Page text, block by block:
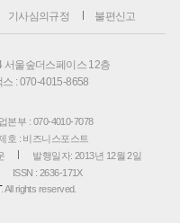
기사심의규정 불편신고
서울숲더스페이스 12층
스 : 070-4015-8658
본부 : 070-4010-7078
호 : 비즈니스포스트
발행일자: 2013년 12월 2일
ISSN : 2636-171X
. All rights reserved.